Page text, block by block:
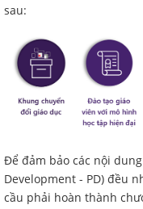
sau:
Để đảm bảo các nội
Development - PD) đều
cầu phải hoàn thành